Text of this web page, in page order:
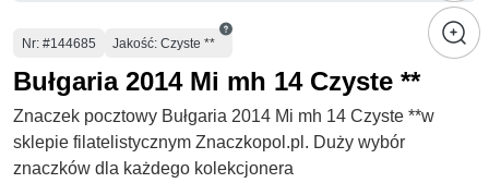
Numer
Nr: #144685 Jakość: Czyste **
Bułgaria 2014 Mi mh 14 Czyste **
Znaczek pocztowy Bułgaria 2014 Mi mh 14 Czyste **w
sklepie filatelistycznym Znaczkopol.pl. Duży wybór
znaczków dla każdego kolekcjonera